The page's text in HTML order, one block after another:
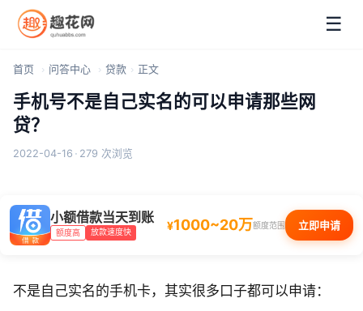
☰
首页 问答中心 贷款 正文
手机号不是自己实名的可以申请那些网
贷？
2022-04-16 · 279 次浏览
小额借款当天到账
额度高 放款速度快 ¥1000~20万额度范围 立即申请
不是自己实名的手机卡，其实很多口子都可以申请：